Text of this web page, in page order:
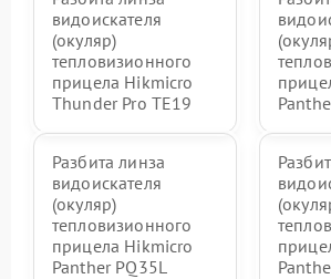
видоискателя
(окуляр)
тепловизионного
прицела Hikmicro
Thunder Pro TE19
Разбита линза
видоискателя
(окуляр)
тепловизионного
прицела Hikmicro
Panther PQ35L